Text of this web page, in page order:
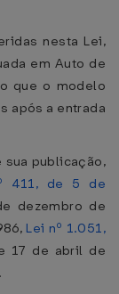
nesta Lei,
em Auto de
que o modelo
após a entrada
sua publicação,
411, de 5 de
dezembro de
Lei nº 1.051,
17 de abril de